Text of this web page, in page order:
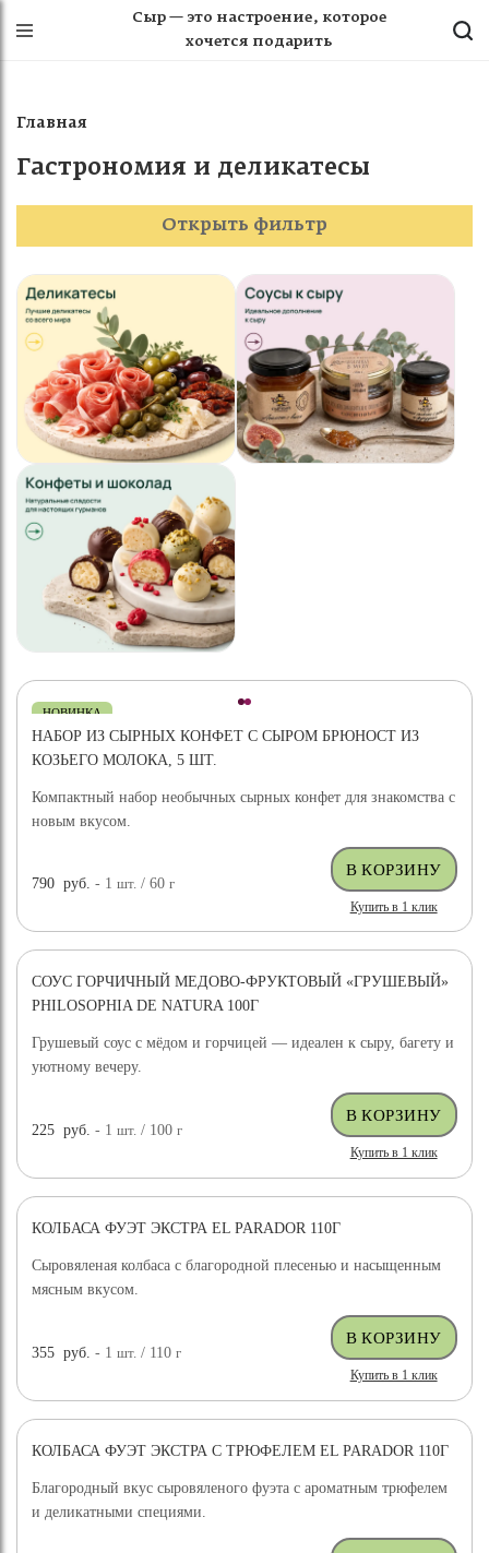
Сыр — это настроение, которое
хочется подарить
Главная
Гастрономия и деликатесы
Открыть фильтр
НОВИНКА
НАБОР ИЗ СЫРНЫХ КОНФЕТ С СЫРОМ БРЮНОСТ ИЗ
КОЗЬЕГО МОЛОКА, 5 ШТ.
Компактный набор необычных сырных конфет для знакомства с
новым вкусом.
790 руб. - 1шт. / 60г
Купить в 1 клик
СОУС ГОРЧИЧНЫЙ МЕДОВО-ФРУКТОВЫЙ «ГРУШЕВЫЙ»
PHILOSOPHIA DE NATURA 100Г
Грушевый соус с мёдом и горчицей — идеален к сыру, багету и
уютному вечеру.
225 руб. - 1шт. / 100г
Купить в 1 клик
КОЛБАСА ФУЭТ ЭКСТРА EL PARADOR 110Г
Сыровяленая колбаса с благородной плесенью и насыщенным
мясным вкусом.
355 руб. - 1шт. / 110г
Купить в 1 клик
КОЛБАСА ФУЭТ ЭКСТРА С ТРЮФЕЛЕМ EL PARADOR 110Г
Благородный вкус сыровяленого фуэта с ароматным трюфелем
и деликатными специями.